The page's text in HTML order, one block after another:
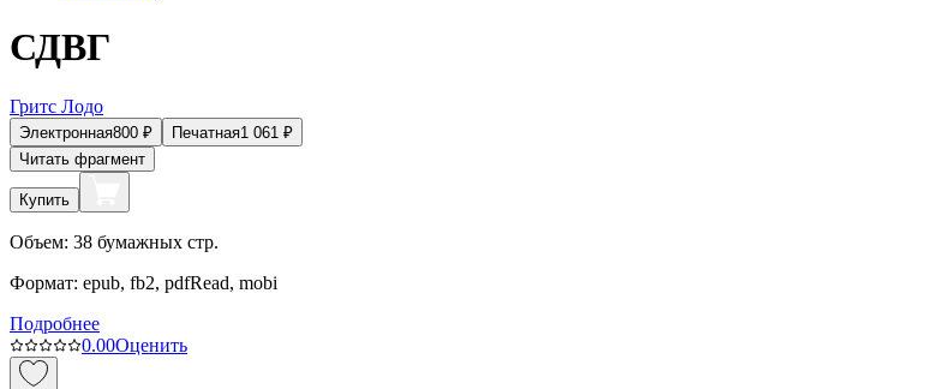
СДВГ
Гритс Лодо
Электронная800 ₽ Печатная1 061 ₽
Читать фрагмент
Купить
Объем: 38 бумажных стр.
Формат: epub, fb2, pdfRead, mobi
Подробнее
0.00Оценить